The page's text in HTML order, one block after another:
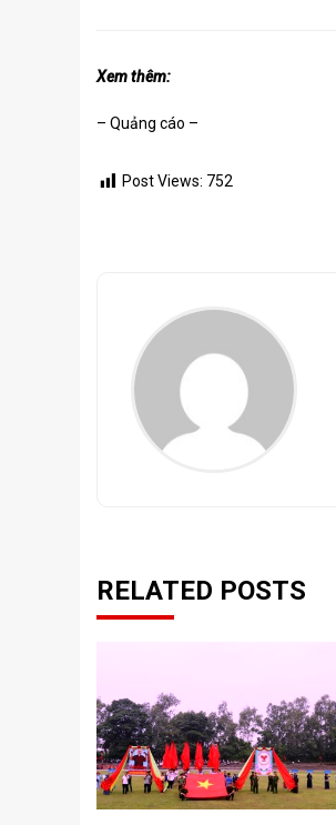
Xem thêm:
– Quảng cáo –
Post Views: 752
RELATED POSTS